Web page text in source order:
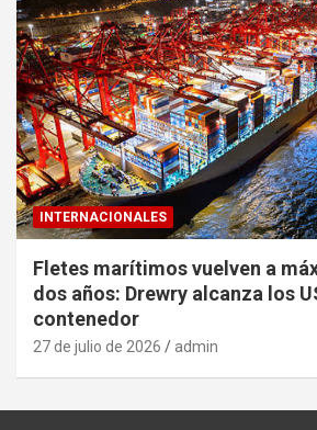
INTERNACIONALES
Fletes marítimos vuelven a
dos años: Drewry alcanza los
contenedor
27 de julio de 2026 admin